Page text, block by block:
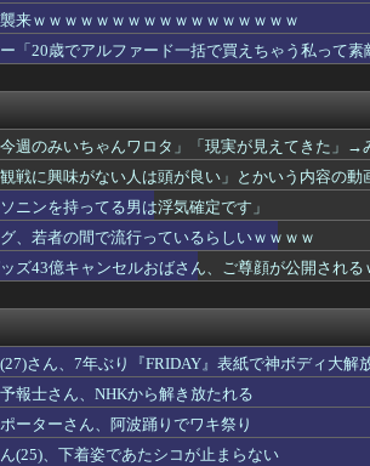
ライダーレイの戦闘シーンが動画に
もちづきさん「結婚してください！」←どうする
かスーパーで買うじゃん
2.4万の大盛況ｗｗｗｗｗｗ
は弁当もお菓子も妹に作らせていたと判明し、俺
れたマルチいいよね / 実装から少し経った最...
”
ドボール】
』『NASDAQ100』しか買わ...
れ続けた妻、ある日から薬の管理も着替えの声か...
って質の低いものが多い気がする → 「日本のI...
赦のないスペちゃん
八段に勝ち、３回戦進出
イしてわざわざつまらなくしてどうするの？」←
面白すぎる
、矢澤打が敵失策誘いサヨナラ勝ちで2位浮上！...
合後ハムファン集合｜8/7
』のビジュアル対決、意外な結果に終わる...
チュレといにしえのうた」
来ｗｗｗｗｗｗｗｗｗｗｗｗｗｗｗｗｗ
「20歳でアルファード一括で買えちゃう私って素
今週のみいちゃんワロタ」「現実が見えてきた」
観戦に興味がない人は頭が良い」とかいう内容の
ニンを持ってる男は浮気確定です」
、若者の間で流行っているらしいｗｗｗｗ
ッズ43億キャンセルおばさん、ご尊顔が公開される
さん、7年ぶり『FRIDAY』表紙で神ボディ大解
報士さん、NHKから解き放たれる
ーターさん、阿波踊りでワキ祭り
(25)、下着姿であたシコが止まらない